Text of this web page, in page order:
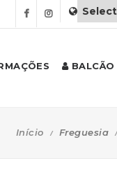
BALCÃO
Início Freguesia